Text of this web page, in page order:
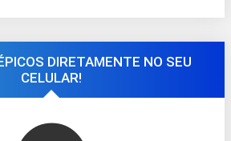
DIRETAMENTE NO SEU
CELULAR!